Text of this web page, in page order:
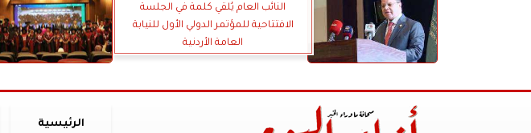
النائب العام يُلقي كلمة في الجلسة
الافتتاحية للمؤتمر الدولي الأول للنيابة
العامة الأردنية
الرئيسية